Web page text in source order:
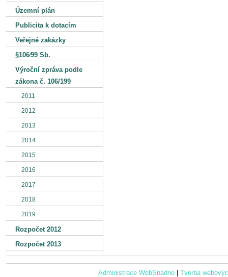
Územní plán
Publicita k dotacím
Veřejné zakázky
§106⁄99 Sb.
Výroční zpráva podle
zákona č. 106/199
2011
2012
2013
2014
2015
2016
2017
2018
2019
Rozpočet 2012
Rozpočet 2013
Administrace WebSnadno Tvorba